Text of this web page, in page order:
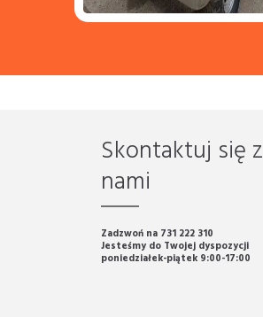
Skontaktuj się z
nami
Zadzwoń na 731 222 310
Jesteśmy do Twojej dyspozycji
poniedziałek-piątek 9:00-17:00